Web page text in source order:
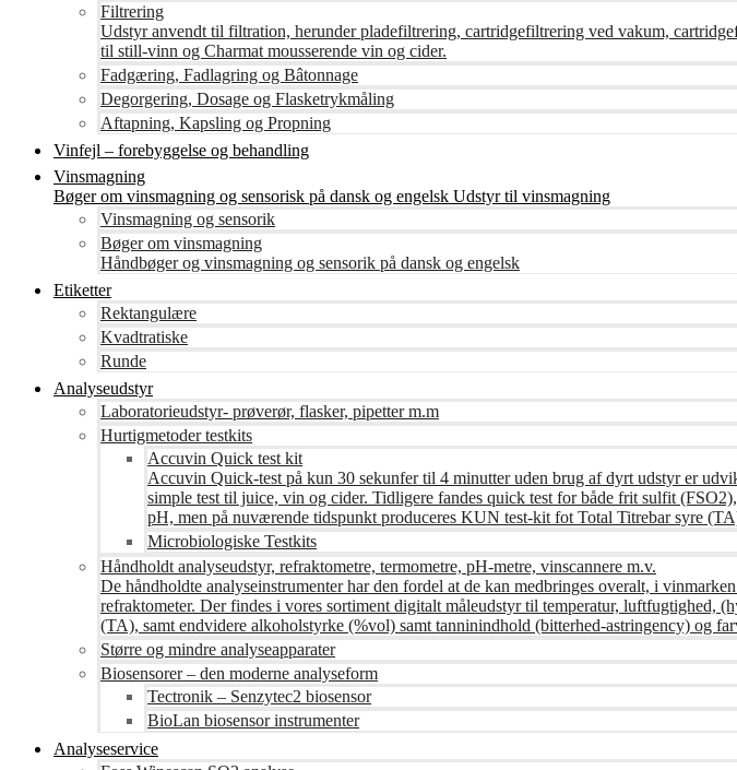
Filtrering
Udstyr anvendt til filtration, herunder pladefiltrering, cartridgefiltrering ved vakum,
til still-vinn og Charmat mousserende vin og cider.
Fadgæring, Fadlagring og Bâtonnage
Degorgering, Dosage og Flasketrykmåling
Aftapning, Kapsling og Propning
Vinfejl – forebyggelse og behandling
Vinsmagning
Bøger om vinsmagning og sensorisk på dansk og engelsk Udstyr til vinsmagning
Vinsmagning og sensorik
Bøger om vinsmagning
Håndbøger og vinsmagning og sensorik på dansk og engelsk
Etiketter
Rektangulære
Kvadtratiske
Runde
Analyseudstyr
Laboratorieudstyr- prøverør, flasker, pipetter m.m
Hurtigmetoder testkits
Accuvin Quick test kit
Accuvin Quick-test på kun 30 sekunfer til 4 minutter uden brug af dyrt udstyr er
simple test til juice, vin og cider. Tidligere fandes quick test for både frit sulfit
pH, men på nuværende tidspunkt produceres KUN test-kit fot Total Titrebar syre
Microbiologiske Testkits
Håndholdt analyseudstyr, refraktometre, termometre, pH-metre, vinscannere m.v.
De håndholdte analyseinstrumenter har den fordel at de kan medbringes overalt, i
refraktometer. Der findes i vores sortiment digitalt måleudstyr til temperatur, luftfugtighed,
(TA), samt endvidere alkoholstyrke (%vol) samt tanninindhold (bitterhed-astringency) og
Større og mindre analyseapparater
Biosensorer – den moderne analyseform
Tectronik – Senzytec2 biosensor
BioLan biosensor instrumenter
Analyseservice